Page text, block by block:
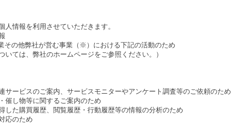
情報を利用させていただきます。
その他弊社が営む事業（※）における下記の活動のため
ては、弊社のホームページをご参照ください。）
サービスのご案内、サービスモニターやアンケート調査等のご依頼のため
催し物等に関するご案内のため
した購買履歴、閲覧履歴・行動履歴等の情報の分析のため
応のため